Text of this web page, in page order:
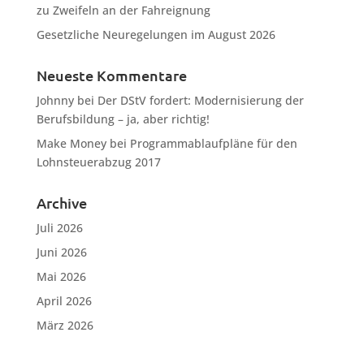
zu Zweifeln an der Fahreignung
Gesetzliche Neuregelungen im August 2026
Neueste Kommentare
Johnnybei Der DStV fordert: Modernisierung der
Berufsbildung – ja, aber richtig!
Make Moneybei Programmablaufpläne für den
Lohnsteuerabzug 2017
Archive
Juli 2026
Juni 2026
Mai 2026
April 2026
März 2026